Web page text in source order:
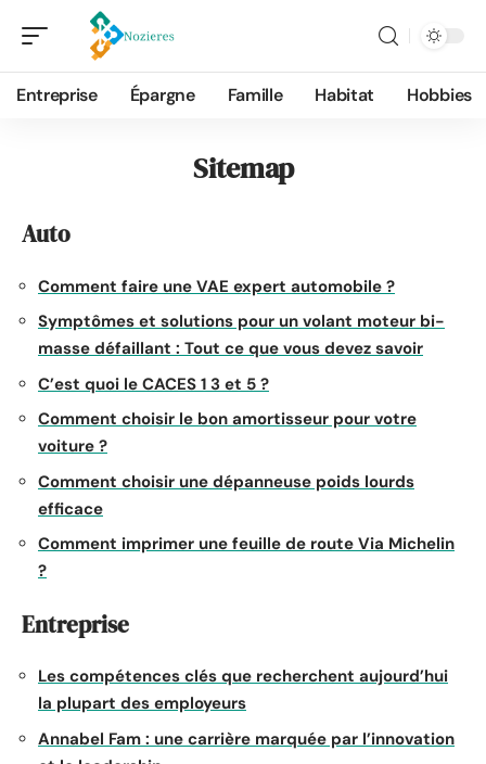
Entreprise Épargne Famille Habitat Hobbies
Sitemap
Auto
Comment faire une VAE expert automobile ?
Symptômes et solutions pour un volant moteur bi-
masse défaillant : Tout ce que vous devez savoir
C’est quoi le CACES 1 3 et 5 ?
Comment choisir le bon amortisseur pour votre
voiture ?
Comment choisir une dépanneuse poids lourds
efficace
Comment imprimer une feuille de route Via Michelin
?
Entreprise
Les compétences clés que recherchent aujourd’hui
la plupart des employeurs
Annabel Fam : une carrière marquée par l’innovation